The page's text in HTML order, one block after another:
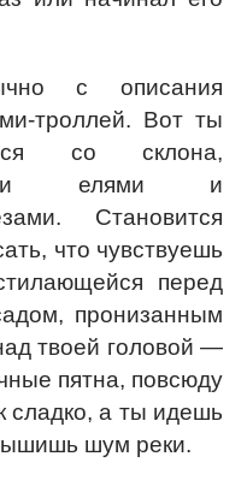
с описания
троллей. Вот ты
со склона,
елями и
Становится
что чувствуешь
перед
пронизанным
твоей головой —
пятна, повсюду
сладко, а ты идешь
шум реки.